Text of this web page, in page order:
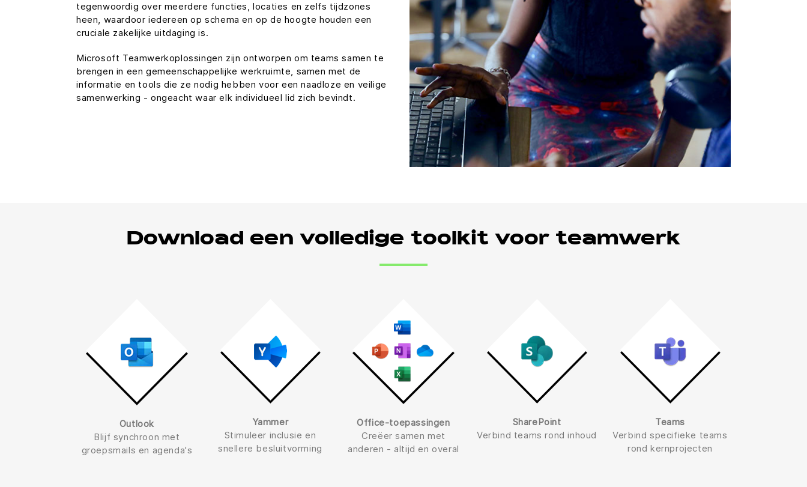
tegenwoordig over meerdere functies, locaties en zelfs tijdzones
heen, waardoor iedereen op schema en op de hoogte houden een
cruciale zakelijke uitdaging is.
Microsoft Teamwerkoplossingen zijn ontworpen om teams samen te
brengen in een gemeenschappelijke werkruimte, samen met de
informatie en tools die ze nodig hebben voor een naadloze en veilige
samenwerking - ongeacht waar elk individueel lid zich bevindt.
Download een volledige toolkit voor teamwerk
Outlook
Blijf synchroon met
groepsmails en agenda's
Yammer
Stimuleer inclusie en
snellere besluitvorming
Office-toepassingen
Creëer samen met
anderen - altijd en overal
SharePoint
Verbind teams rond inhoud
Teams
Verbind specifieke teams
rond kernprojecten